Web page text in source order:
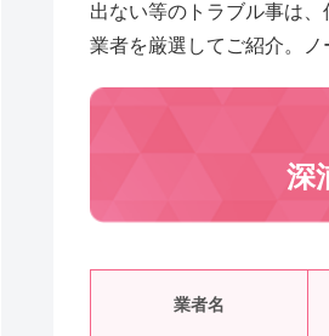
出ない等のトラブル事は
業者を厳選してご紹介。ノ
深
業者名